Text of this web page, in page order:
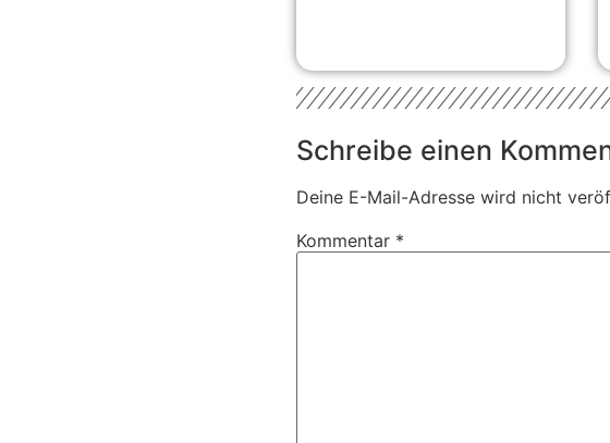
Schreibe einen
Deine E-Mail-Adresse wird nicht
Kommentar *